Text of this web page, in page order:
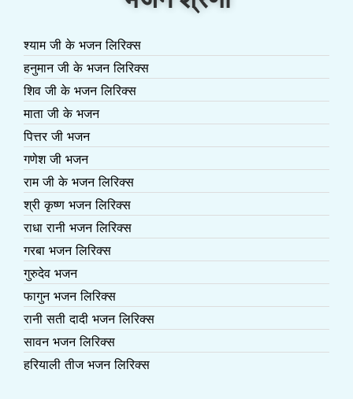
श्याम जी के भजन लिरिक्स
हनुमान जी के भजन लिरिक्स
शिव जी के भजन लिरिक्स
माता जी के भजन
पित्तर जी भजन
गणेश जी भजन
राम जी के भजन लिरिक्स
श्री कृष्ण भजन लिरिक्स
राधा रानी भजन लिरिक्स
गरबा भजन लिरिक्स
गुरुदेव भजन
फागुन भजन लिरिक्स
रानी सती दादी भजन लिरिक्स
सावन भजन लिरिक्स
हरियाली तीज भजन लिरिक्स